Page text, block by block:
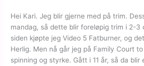
Hei Kari. Jeg blir gjerne med på trim.
mandag, så dette blir foreløpig trim i 2-3
siden kjøpte jeg Video 5 Fatburner, og
Herlig. Men nå går jeg på Family Court
spinning og styrke. Gått i 11 år, så da blir